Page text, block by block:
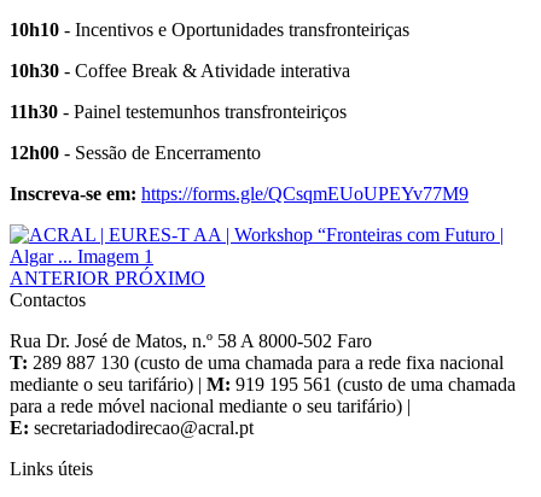
10h10 - Incentivos e Oportunidades transfronteiriças
10h30 - Coffee Break & Atividade interativa
11h30 - Painel testemunhos transfronteiriços
12h00 - Sessão de Encerramento
Inscreva-se em: https://forms.gle/QCsqmEUoUPEYv77M9
ANTERIOR PRÓXIMO
Contactos
Rua Dr. José de Matos, n.º 58 A 8000-502 Faro
T: 289 887 130 (custo de uma chamada para a rede fixa nacional
mediante o seu tarifário) | M: 919 195 561 (custo de uma chamada
para a rede móvel nacional mediante o seu tarifário) |
E:
Links úteis